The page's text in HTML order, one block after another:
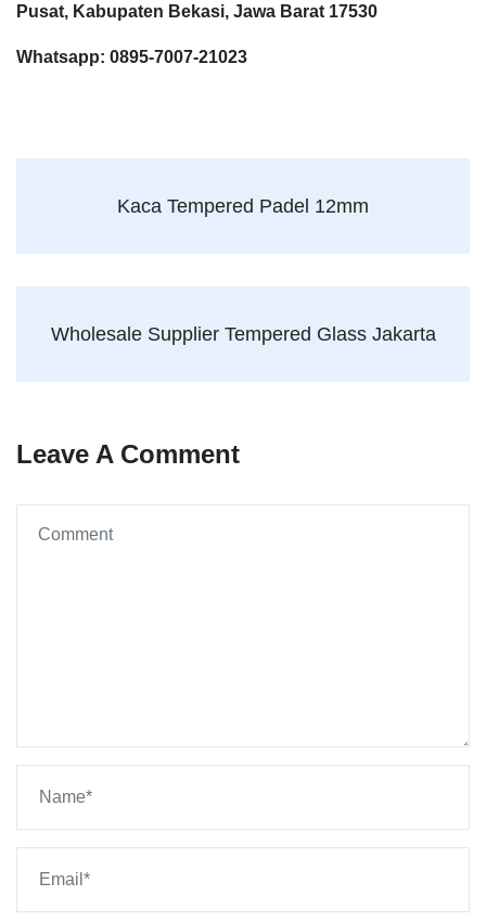
Pusat, Kabupaten Bekasi, Jawa Barat 17530
Whatsapp: 0895-7007-21023
Kaca Tempered Padel 12mm
Wholesale Supplier Tempered Glass Jakarta
Leave A Comment